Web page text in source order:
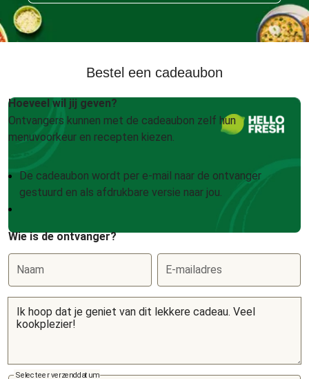
Bestel een cadeaubon
Hoeveel wil jij geven?
Ontvangers kunnen met de cadeaubon zelf hun
menuvoorkeur en recepten kiezen.
De cadeaubon wordt per e-mail naar de ontvanger
gestuurd en als afdrukbare versie naar jou.
Wie is de ontvanger?
Naam E-mailadres
Selecteer verzenddatum